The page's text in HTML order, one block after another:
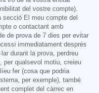
del vostre compte).
secció El meu compte del
o contactant amb
de prova de 7 dies per evitar
immediatament després
durant la prova, perdreu
per qualsevol motiu, creieu
fer (cosa que podria
per exemple), també
complet del càrrec en